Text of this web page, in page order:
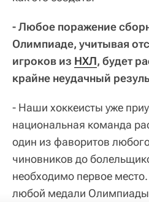
- Любое поражение
Олимпиаде, учитывая
игроков из НХЛ, будет
крайне неудачный
- Наши хоккеисты уже
национальная команда
один из фаворитов
чиновников до
необходимо первое
любой медали